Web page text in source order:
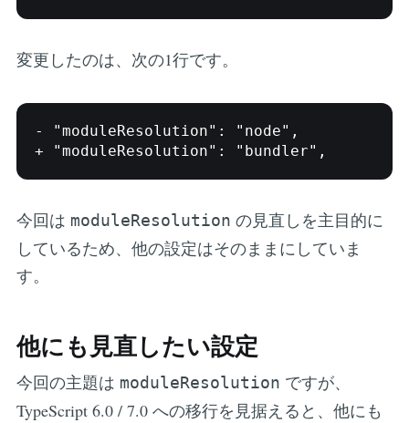
変更したのは、次の1行です。
- "moduleResolution": "node",
+ "moduleResolution": "bundler",
今回は moduleResolution の見直しを主目的に
しているため、他の設定はそのままにしていま
す。
他にも見直したい設定
今回の主題は moduleResolution ですが、
TypeScript 6.0 / 7.0 への移行を見据えると、他にも